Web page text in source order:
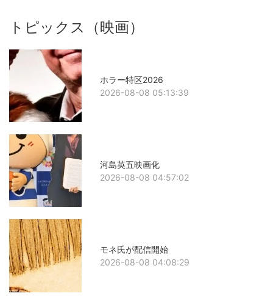
トピックス（映画）
ホラー特区2026
2026-08-08 05:13:39
河島英五映画化
2026-08-08 04:57:02
モネ氏が配信開始
2026-08-08 04:08:29